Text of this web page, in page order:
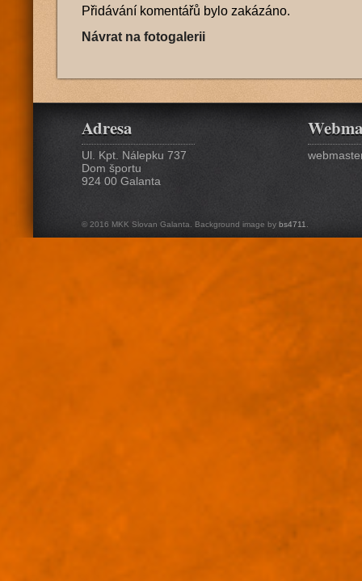
Přidávání komentářů bylo zakázáno.
Návrat na fotogalerii
Adresa
Ul. Kpt. Nálepku 737
Dom športu
924 00 Galanta
© 2016 MKK Slovan Galanta. Background image by bs4711